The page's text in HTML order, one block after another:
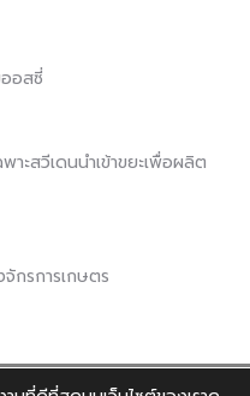
อสซี่
าะสวีเดนนำเข้าขยะเพื่อผลิต
จักรการเกษตร